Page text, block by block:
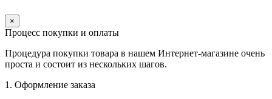
×
Процесс покупки и оплаты
Процедура покупки товара в нашем Интернет-магазине очень
проста и состоит из нескольких шагов.
1. Оформление заказа